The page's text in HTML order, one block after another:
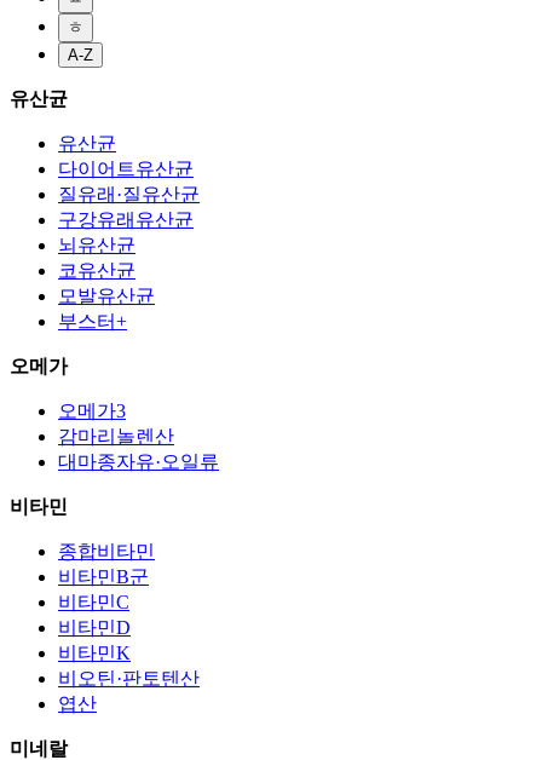
ㅎ
A-Z
유산균
유산균
다이어트유산균
질유래·질유산균
구강유래유산균
뇌유산균
코유산균
모발유산균
부스터+
오메가
오메가3
감마리놀렌산
대마종자유·오일류
비타민
종합비타민
비타민B군
비타민C
비타민D
비타민K
비오틴·판토텐산
엽산
미네랄